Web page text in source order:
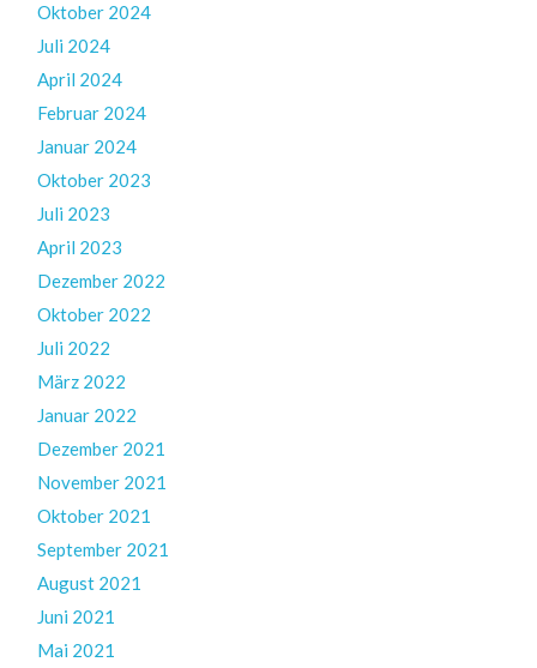
Oktober 2024
Juli 2024
April 2024
Februar 2024
Januar 2024
Oktober 2023
Juli 2023
April 2023
Dezember 2022
Oktober 2022
Juli 2022
März 2022
Januar 2022
Dezember 2021
November 2021
Oktober 2021
September 2021
August 2021
Juni 2021
Mai 2021